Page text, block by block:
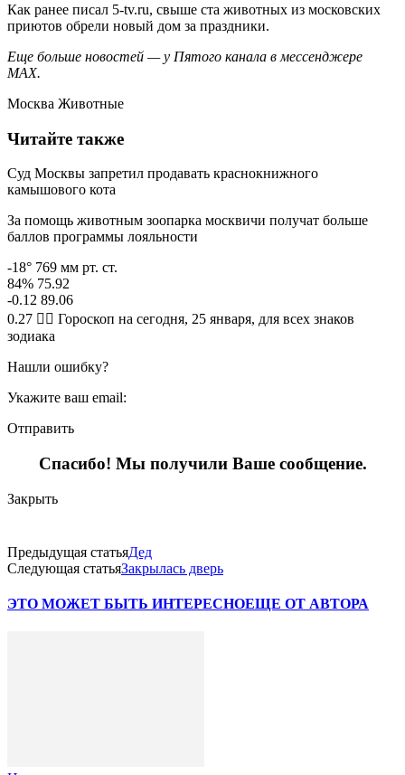
Как ранее писал 5-tv.ru, свыше ста животных из московских
приютов обрели новый дом за праздники.
Еще больше новостей — у Пятого канала в мессенджере
MAX.
Москва Животные
Читайте также
Суд Москвы запретил продавать краснокнижного
камышового кота
За помощь животным зоопарка москвичи получат больше
баллов программы лояльности
-18° 769 мм рт. ст.
84% 75.92
-0.12 89.06
0.27 🧙‍♀ Гороскоп на сегодня, 25 января, для всех знаков
зодиака
Нашли ошибку?
Укажите ваш email:
Отправить
Спасибо! Мы получили Ваше сообщение.
Закрыть
Предыдущая статьяДед
Следующая статьяЗакрылась дверь
ЭТО МОЖЕТ БЫТЬ ИНТЕРЕСНОЕЩЕ ОТ АВТОРА